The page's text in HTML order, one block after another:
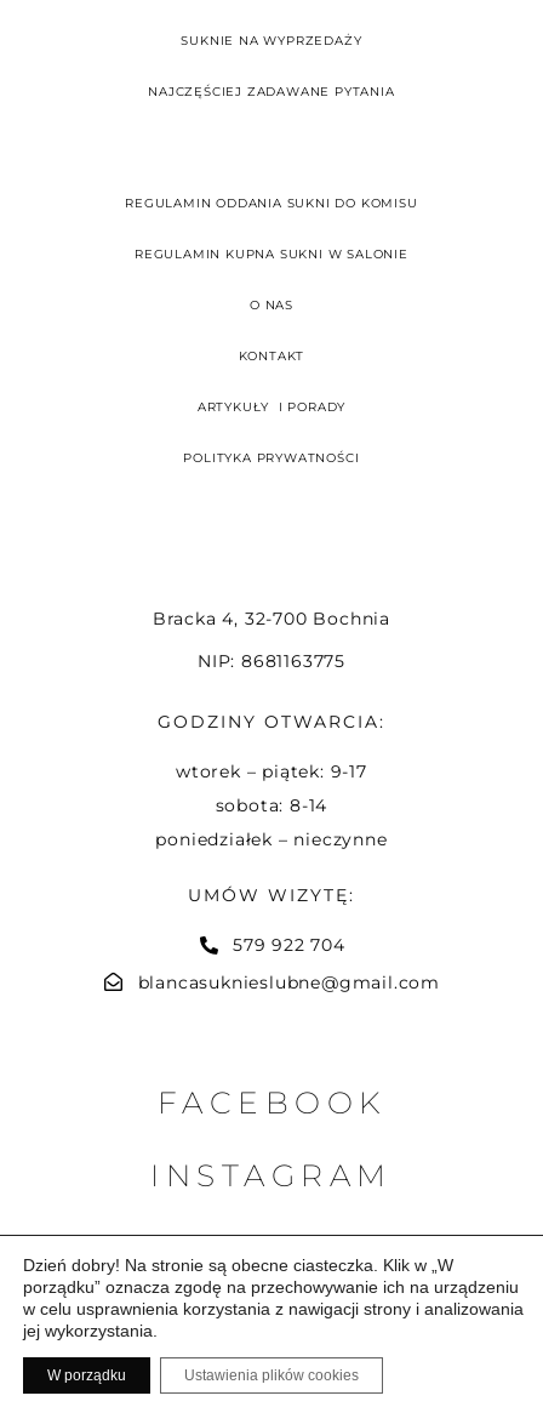
SUKNIE NA WYPRZEDAŻY
NAJCZĘŚCIEJ ZADAWANE PYTANIA
REGULAMIN ODDANIA SUKNI DO KOMISU
REGULAMIN KUPNA SUKNI W SALONIE
O NAS
KONTAKT
ARTYKUŁY I PORADY
POLITYKA PRYWATNOŚCI
Bracka 4, 32-700 Bochnia
NIP: 8681163775
GODZINY OTWARCIA:
wtorek – piątek: 9-17
sobota: 8-14
poniedziałek – nieczynne
UMÓW WIZYTĘ:
579 922 704
blancasuknieslubne@gmail.com
FACEBOOK
INSTAGRAM
PINTEREST
© BLANCA Salon i Komis Sukien Ślubnych 2020-2025.
Ochrona prawnoautorska.
Dzień dobry! Na stronie są obecne ciasteczka. Klik w „W
porządku” oznacza zgodę na przechowywanie ich na urządzeniu
w celu usprawnienia korzystania z nawigacji strony i analizowania
jej wykorzystania.
W porządku Ustawienia plików cookies